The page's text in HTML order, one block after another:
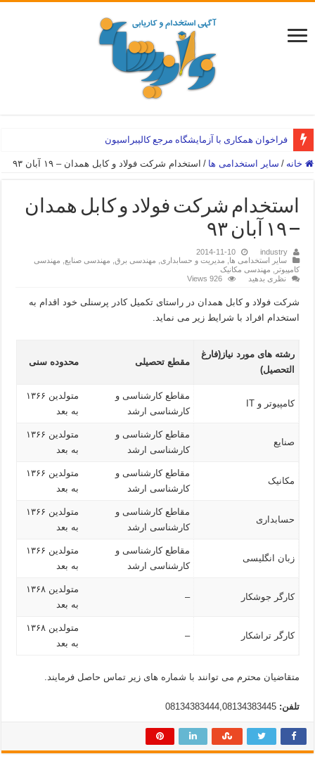
فراخوان همکاری با آزمایشگاه مرجع کالیبراسیون
خانه / سایر استخدامی ها / استخدام شرکت فولاد و کابل همدان – ۱۹ آبان ۹۳
استخدام شرکت فولاد و کابل همدان
– ۱۹ آبان ۹۳
industry
2014-11-10
سایر استخدامی ها
مدیریت و حسابداری مهندسی برق مهندسی صنایع
مهندسی
کامپیوتر
مهندسی مکانیک
نظری بدهید
926 Views
شرکت فولاد و کابل همدان در راستای تکمیل کادر پرسنلی خود اقدام به
استخدام افراد با شرایط زیر می نماید.
رشته های مورد نیاز(فارغ
التحصیل)
مقطع تحصیلی محدوده سنی
کامپیوتر و IT
مقاطع کارشناسی و
کارشناسی ارشد
متولدین ۱۳۶۶
به بعد
صنایع
مقاطع کارشناسی و
کارشناسی ارشد
متولدین ۱۳۶۶
به بعد
مکانیک
مقاطع کارشناسی و
کارشناسی ارشد
متولدین ۱۳۶۶
به بعد
حسابداری
مقاطع کارشناسی و
کارشناسی ارشد
متولدین ۱۳۶۶
به بعد
زبان انگلیسی
مقاطع کارشناسی و
کارشناسی ارشد
متولدین ۱۳۶۶
به بعد
کارگر جوشکار –
متولدین ۱۳۶۸
به بعد
کارگر تراشکار –
متولدین ۱۳۶۸
به بعد
متقاضیان محترم می توانند با شماره های زیر تماس حاصل فرمایند.
تلفن: 08134383444,08134383445